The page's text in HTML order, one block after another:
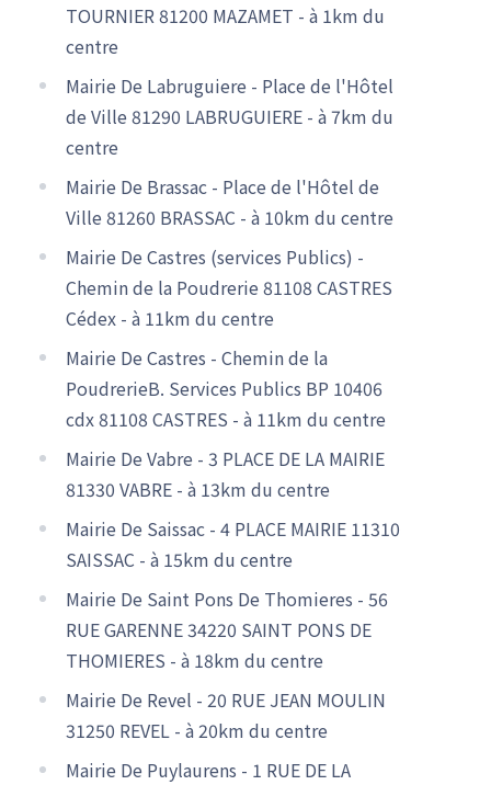
TOURNIER 81200 MAZAMET - à 1km du
centre
Mairie De Labruguiere - Place de l'Hôtel
de Ville 81290 LABRUGUIERE - à 7km du
centre
Mairie De Brassac - Place de l'Hôtel de
Ville 81260 BRASSAC - à 10km du centre
Mairie De Castres (services Publics) -
Chemin de la Poudrerie 81108 CASTRES
Cédex - à 11km du centre
Mairie De Castres - Chemin de la
PoudrerieB. Services Publics BP 10406
cdx 81108 CASTRES - à 11km du centre
Mairie De Vabre - 3 PLACE DE LA MAIRIE
81330 VABRE - à 13km du centre
Mairie De Saissac - 4 PLACE MAIRIE 11310
SAISSAC - à 15km du centre
Mairie De Saint Pons De Thomieres - 56
RUE GARENNE 34220 SAINT PONS DE
THOMIERES - à 18km du centre
Mairie De Revel - 20 RUE JEAN MOULIN
31250 REVEL - à 20km du centre
Mairie De Puylaurens - 1 RUE DE LA